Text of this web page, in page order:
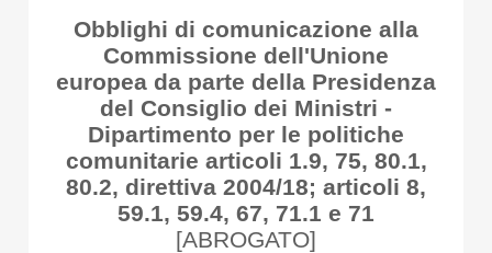
Obblighi di comunicazione alla
Commissione dell'Unione
europea da parte della Presidenza
del Consiglio dei Ministri -
Dipartimento per le politiche
comunitarie articoli 1.9, 75, 80.1,
80.2, direttiva 2004/18; articoli 8,
59.1, 59.4, 67, 71.1 e 71
[ABROGATO]